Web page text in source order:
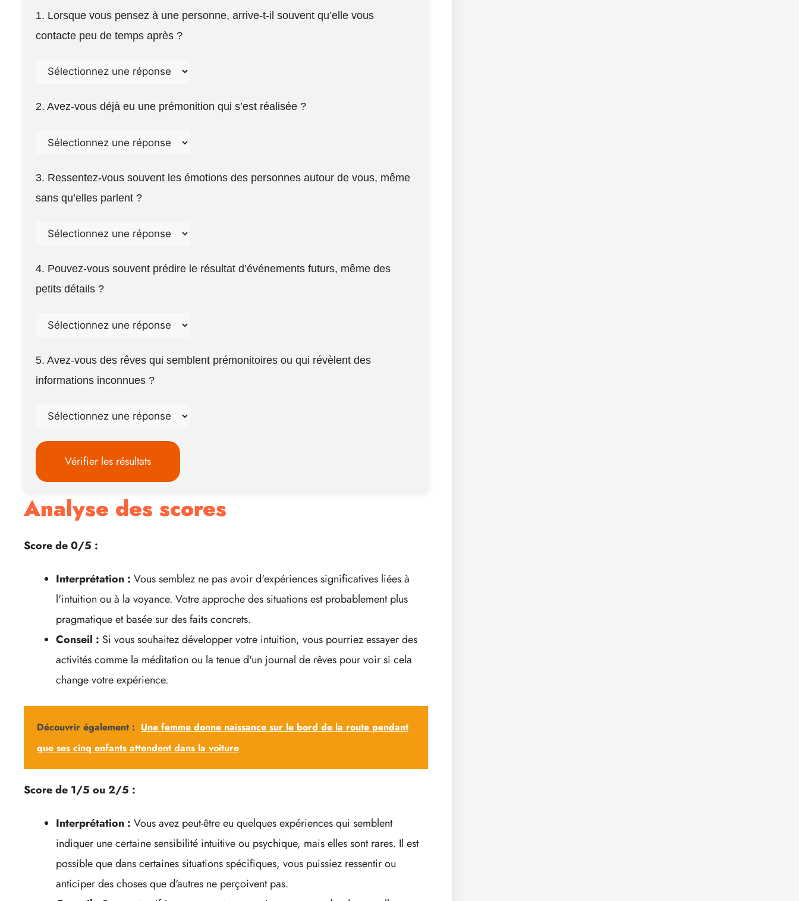
1. Lorsque vous pensez à une personne, arrive-t-il souvent qu’elle vous
contacte peu de temps après ?
2. Avez-vous déjà eu une prémonition qui s’est réalisée ?
3. Ressentez-vous souvent les émotions des personnes autour de vous, même
sans qu’elles parlent ?
4. Pouvez-vous souvent prédire le résultat d’événements futurs, même des
petits détails ?
5. Avez-vous des rêves qui semblent prémonitoires ou qui révèlent des
informations inconnues ?
Vérifier les résultats
Analyse des scores
Score de 0/5 :
Interprétation : Vous semblez ne pas avoir d'expériences significatives liées à
l'intuition ou à la voyance. Votre approche des situations est probablement plus
pragmatique et basée sur des faits concrets.
Conseil : Si vous souhaitez développer votre intuition, vous pourriez essayer des
activités comme la méditation ou la tenue d'un journal de rêves pour voir si cela
change votre expérience.
Découvrir également : Une femme donne naissance sur le bord de la route pendant
que ses cinq enfants attendent dans la voiture
Score de 1/5 ou 2/5 :
Interprétation : Vous avez peut-être eu quelques expériences qui semblent
indiquer une certaine sensibilité intuitive ou psychique, mais elles sont rares. Il est
possible que dans certaines situations spécifiques, vous puissiez ressentir ou
anticiper des choses que d'autres ne perçoivent pas.